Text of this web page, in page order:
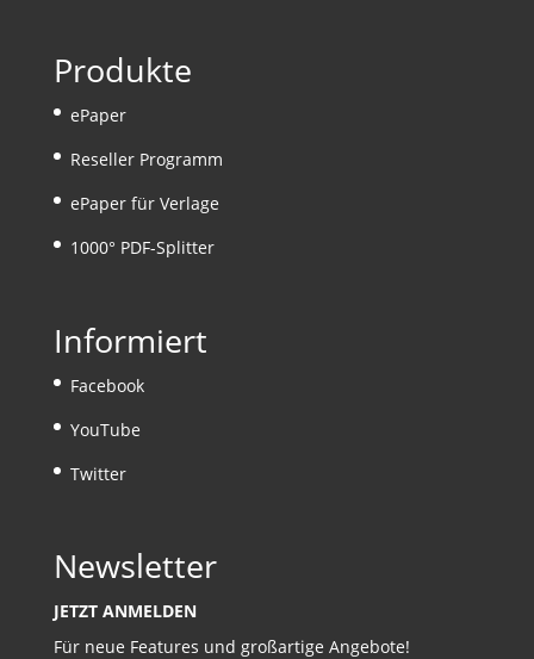
Produkte
ePaper
Reseller Programm
ePaper für Verlage
1000° PDF-Splitter
Informiert
Facebook
YouTube
Twitter
Newsletter
JETZT ANMELDEN
Für neue Features und großartige Angebote!